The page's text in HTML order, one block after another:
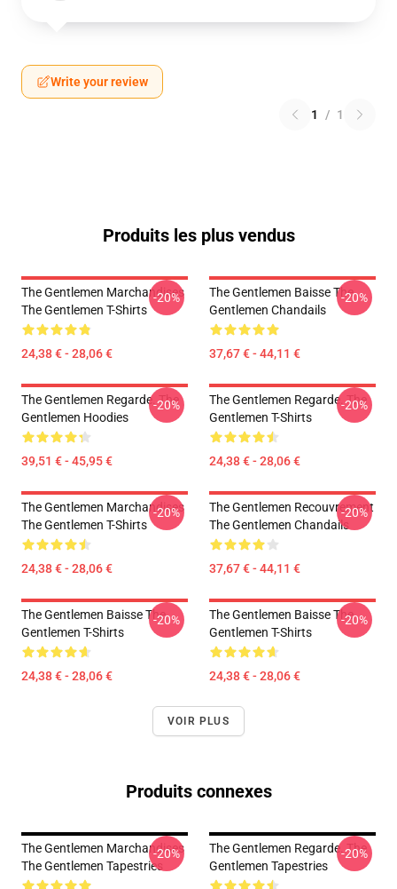
Write your review
1 / 1
Produits les plus vendus
The Gentlemen Marchandises
The Gentlemen T-Shirts
24,38 € - 28,06 €
-20%
The Gentlemen Baisse The
Gentlemen Chandails
37,67 € - 44,11 €
-20%
The Gentlemen Regarde. The
Gentlemen Hoodies
39,51 € - 45,95 €
-20%
The Gentlemen Regarde. The
Gentlemen T-Shirts
24,38 € - 28,06 €
-20%
The Gentlemen Marchandises
The Gentlemen T-Shirts
24,38 € - 28,06 €
-20%
The Gentlemen Recouvrement
The Gentlemen Chandails
37,67 € - 44,11 €
-20%
The Gentlemen Baisse The
Gentlemen T-Shirts
24,38 € - 28,06 €
-20%
The Gentlemen Baisse The
Gentlemen T-Shirts
24,38 € - 28,06 €
-20%
VOIR PLUS
Produits connexes
The Gentlemen Marchandises
The Gentlemen Tapestries
-20%
The Gentlemen Regarde. The
Gentlemen Tapestries
-20%